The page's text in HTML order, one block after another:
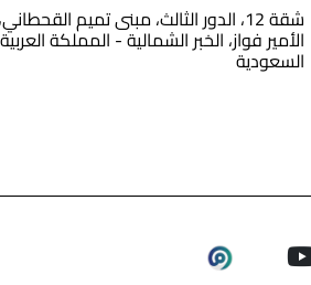
شقة 12، الدور الثالث، مبنى تميم
الأمير فواز، الخبر الشمالية - المملكة العربية
السعودية